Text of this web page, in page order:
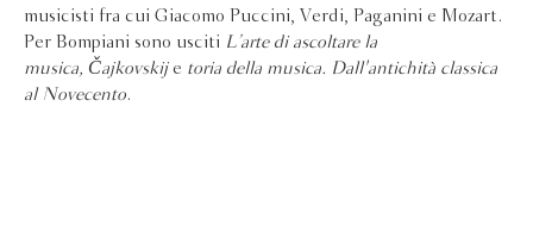
musicisti fra cui Giacomo Puccini, Verdi, Paganini e Mozart.
Per Bompiani sono usciti L’arte di ascoltare la
musica, Čajkovskije toria della musica. Dall'antichità classica
al Novecento.